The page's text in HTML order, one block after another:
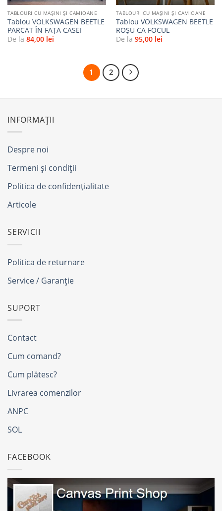
TABLOURI CU MAŞINI ŞI CAMIOANE
Tablou VOLKSWAGEN BEETLE
PARCAT ÎN FAȚA CASEI
De la 84,00 lei
TABLOURI CU MAŞINI ŞI CAMIOANE
Tablou VOLKSWAGEN BEETLE
ROȘU CA FOCUL
De la 95,00 lei
1 2
INFORMAȚII
Despre noi
Termeni și condiții
Politica de confidențialitate
Articole
SERVICII
Politica de returnare
Service / Garanție
SUPORT
Contact
Cum comand?
Cum plătesc?
Livrarea comenzilor
ANPC
SOL
FACEBOOK